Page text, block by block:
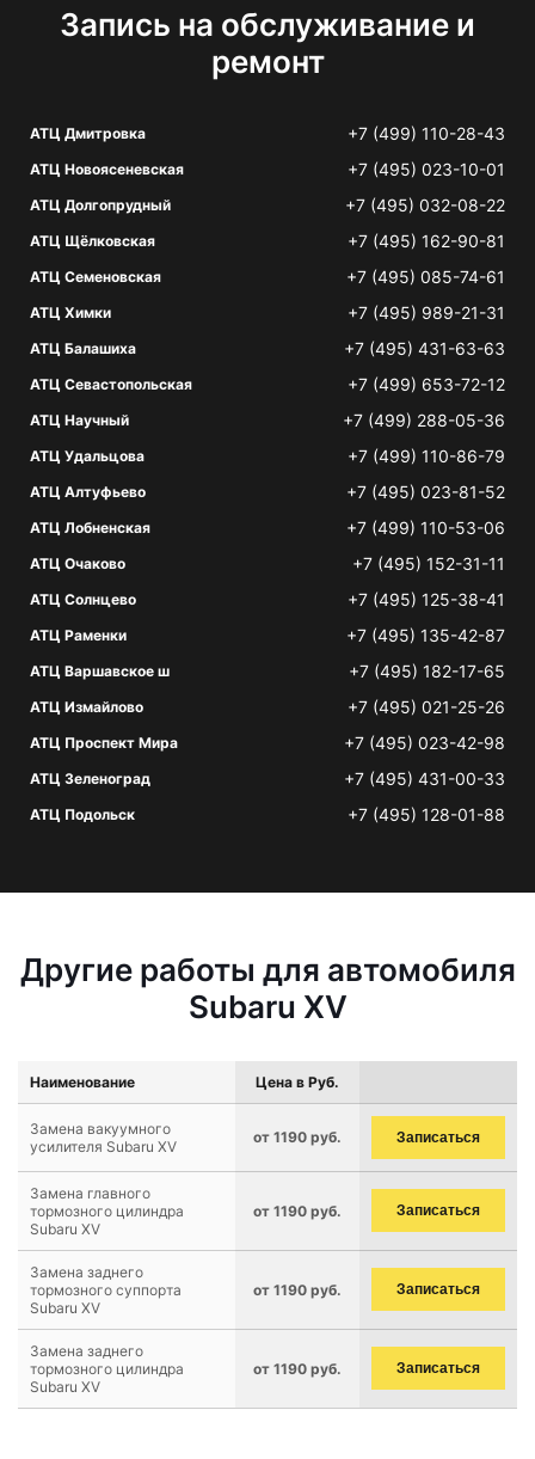
Запись на обслуживание и
ремонт
АТЦ Дмитровка +7 (499) 110-28-43
АТЦ Новоясеневская +7 (495) 023-10-01
АТЦ Долгопрудный +7 (495) 032-08-22
АТЦ Щёлковская +7 (495) 162-90-81
АТЦ Семеновская +7 (495) 085-74-61
АТЦ Химки +7 (495) 989-21-31
АТЦ Балашиха +7 (495) 431-63-63
АТЦ Севастопольская +7 (499) 653-72-12
АТЦ Научный +7 (499) 288-05-36
АТЦ Удальцова +7 (499) 110-86-79
АТЦ Алтуфьево +7 (495) 023-81-52
АТЦ Лобненская +7 (499) 110-53-06
АТЦ Очаково +7 (495) 152-31-11
АТЦ Солнцево +7 (495) 125-38-41
АТЦ Раменки +7 (495) 135-42-87
АТЦ Варшавское ш +7 (495) 182-17-65
АТЦ Измайлово +7 (495) 021-25-26
АТЦ Проспект Мира +7 (495) 023-42-98
АТЦ Зеленоград +7 (495) 431-00-33
АТЦ Подольск +7 (495) 128-01-88
Другие работы для автомобиля
Subaru XV
Наименование Цена в Руб.
Замена вакуумного
усилителя Subaru XV
от 1190 руб. Записаться
Замена главного
тормозного цилиндра
Subaru XV
от 1190 руб. Записаться
Замена заднего
тормозного суппорта
Subaru XV
от 1190 руб. Записаться
Замена заднего
тормозного цилиндра
Subaru XV
от 1190 руб. Записаться